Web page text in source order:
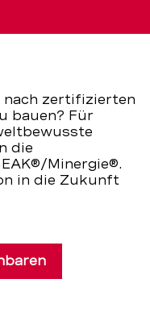
nach zertifizierten
bauen? Für
die
Minergie®.
in die Zukunft